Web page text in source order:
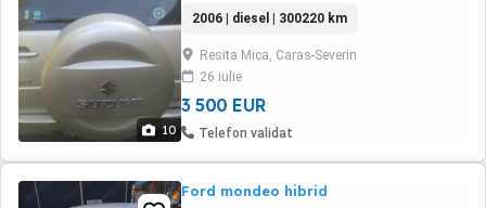
10
2006 | diesel | 300220 km
Resita Mica, Caras-Severin
26 iulie
3 500 EUR
Telefon validat
Ford mondeo hibrid